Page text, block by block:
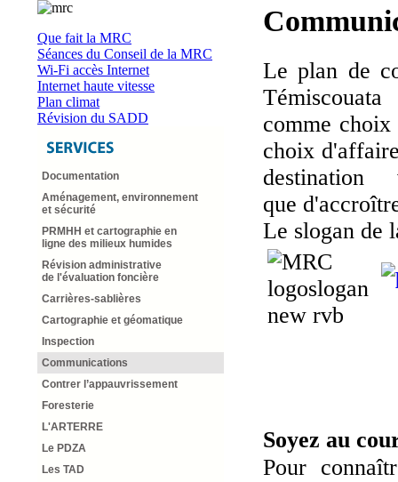
Que fait la MRC
Séances du Conseil de la MRC
Wi-Fi accès Internet
Internet haute vitesse
Plan climat
Révision du SADD
Documentation
Aménagement, environnement
et sécurité
PRMHH et cartographie en
ligne des milieux humides
Révision administrative
de l'évaluation foncière
Carrières-sablières
Cartographie et géomatique
Inspection
Communications
Contrer l’appauvrissement
Foresterie
L'ARTERRE
Le PDZA
Les TAD
Le plan de
comme
choix
que
Le slogan de
Soyez au
Pour